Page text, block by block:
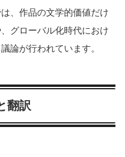
、作品の文学的価値だけ
グローバル化時代におけ
論が行われています。
翻訳